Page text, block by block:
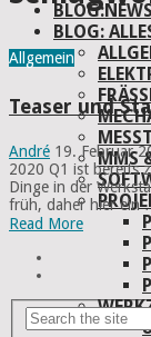
BLOG:
MMS
Allgemein
Teaser und
André 19. Februar
2020 Q1 ist bereits
Dinge in der
früh, daher hier ein
Read More